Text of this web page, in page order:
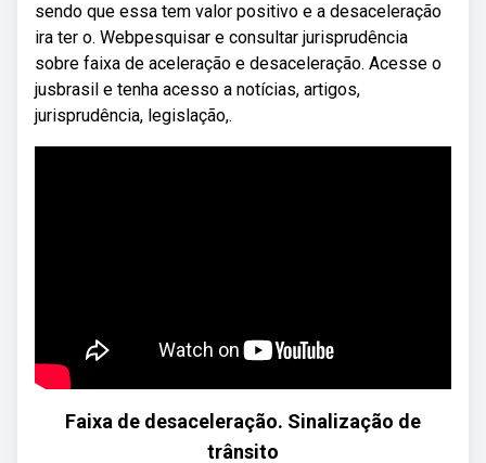
sendo que essa tem valor positivo e a desaceleração
ira ter o. Webpesquisar e consultar jurisprudência
sobre faixa de aceleração e desaceleração. Acesse o
jusbrasil e tenha acesso a notícias, artigos,
jurisprudência, legislação,.
Faixa de desaceleração. Sinalização de
trânsito